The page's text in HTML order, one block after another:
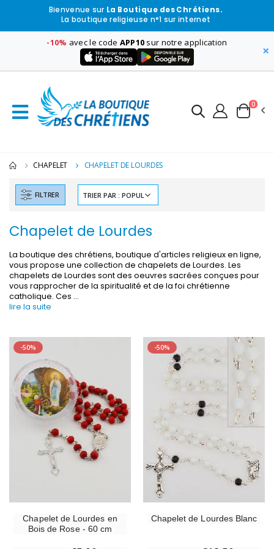
Bienvenue sur La Boutique des Chrétiens.
La boutique religieuse n°1 sur internet
-10% avec le code APP10 sur notre application
×
0
CHAPELET CHAPELET DE LOURDES
FILTRER
Chapelet de Lourdes
La boutique des chrétiens, boutique d'articles religieux en ligne,
vous propose une collection de chapelets de Lourdes. Les
chapelets de Lourdes sont des oeuvres sacrées conçues pour
vous rapprocher de la spiritualité et de la foi chrétienne
catholique. Ces ...
lire la suite
-50%
Chapelet de Lourdes en
Bois de Rose - 60 cm
-50%
Chapelet de Lourdes Blanc
6 Bougies Teintées Masse Couleur Blanche
€6.00
Statue Vierge Miraculeuse Lumineuse
€15.00 €13.50
€10.00
€12.00 €9.60